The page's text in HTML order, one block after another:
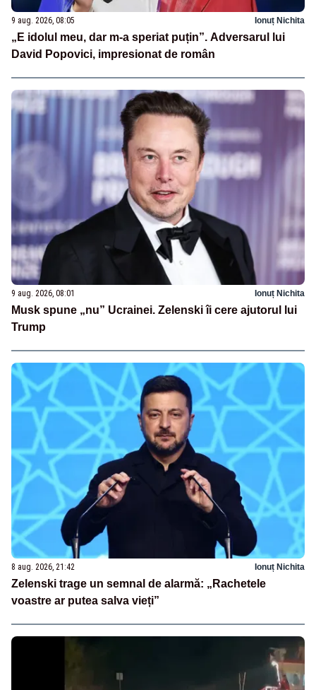
9 aug. 2026, 08:05 Ionuț Nichita
„E idolul meu, dar m-a speriat puțin”. Adversarul lui
David Popovici, impresionat de român
9 aug. 2026, 08:01 Ionuț Nichita
Musk spune „nu” Ucrainei. Zelenski îi cere ajutorul lui
Trump
8 aug. 2026, 21:42 Ionuț Nichita
Zelenski trage un semnal de alarmă: „Rachetele
voastre ar putea salva vieți”